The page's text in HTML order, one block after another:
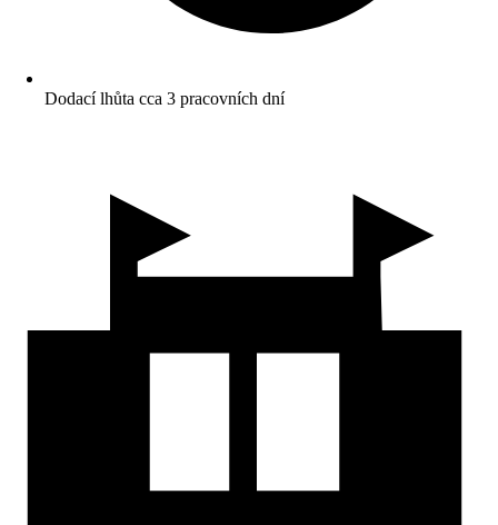
Dodací lhůta cca 3 pracovních dní